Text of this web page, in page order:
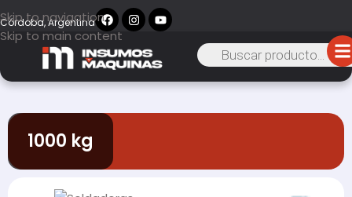
Skip to navigation
Skip to main content
Córdoba, Argentina
1000 kg